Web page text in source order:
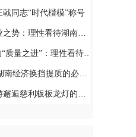
同志“时代楷模”称号
性看待湖南经济半年报（二）
：理性看待湖南经济半年报（一）
济换挡提质的必经关口
慈利板板龙灯的千年浪漫